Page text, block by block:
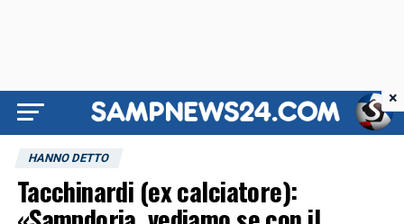
HANNO DETTO
Tacchinardi (ex calciatore):
×